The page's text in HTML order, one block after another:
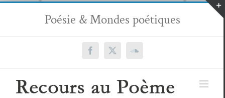
Passer
contenu
Poésie & Mondes poétiques
Facebook
X SoundCloud